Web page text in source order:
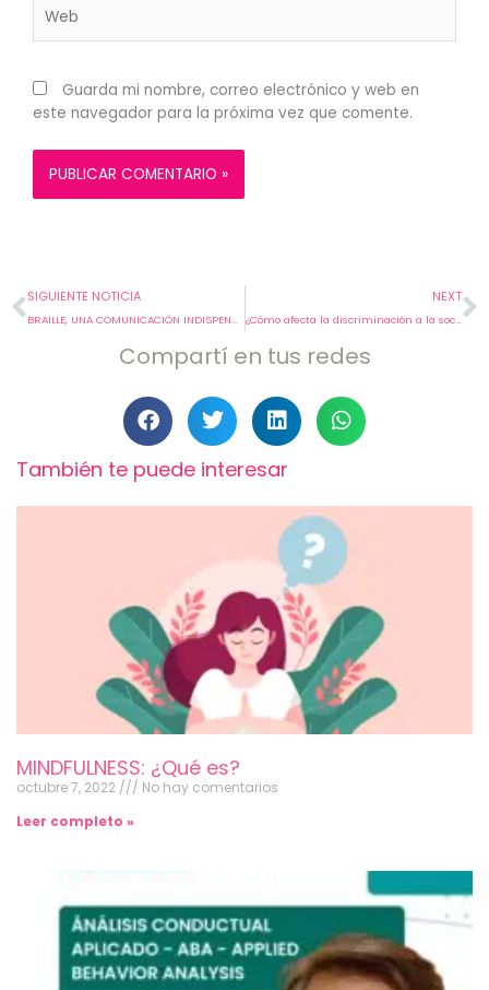
Guarda mi nombre, correo electrónico y web en
este navegador para la próxima vez que comente.
Prev
SIGUIENTE NOTICIA
BRAILLE, UNA COMUNICACIÓN INDISPENSABLE
NEXT
¿Cómo afecta la discriminación a la sociedad?
Compartí en tus redes
También te puede interesar
MINDFULNESS: ¿Qué es?
octubre 7, 2022
No hay comentarios
Leer completo »